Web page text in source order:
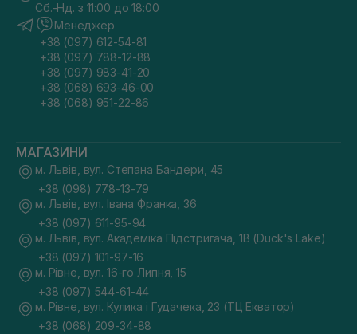
Сб.-Нд. з 11:00 до 18:00
Менеджер
+38 (097) 612-54-81
+38 (097) 788-12-88
+38 (097) 983-41-20
+38 (068) 693-46-00
+38 (068) 951-22-86
МАГАЗИНИ
м. Львів, вул. Степана Бандери, 45
+38 (098) 778-13-79
м. Львів, вул. Івана Франка, 36
+38 (097) 611-95-94
м. Львів, вул. Академіка Підстригача, 1В (Duck's Lake)
+38 (097) 101-97-16
м. Рівне, вул. 16-го Липня, 15
+38 (097) 544-61-44
м. Рівне, вул. Кулика і Гудачека, 23 (ТЦ Екватор)
+38 (068) 209-34-88